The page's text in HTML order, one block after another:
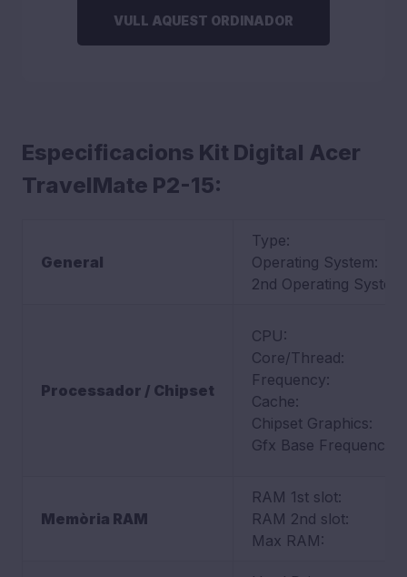
VULL AQUEST ORDINADOR
Especificacions Kit Digital Acer
TravelMate P2-15:
General
Type:
Operating System:
2nd Operating System:
Processador / Chipset
CPU:
Core/Thread:
Frequency:
Cache:
Chipset Graphics:
Gfx Base Frequency:
Memòria RAM
RAM 1st slot:
RAM 2nd slot:
Max RAM: